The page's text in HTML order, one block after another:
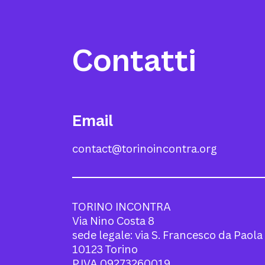
Contatti
Email
contact@torinoincontra.org
TORINO INCONTRA
Via Nino Costa 8
sede legale: via S. Francesco da
10123 Torino